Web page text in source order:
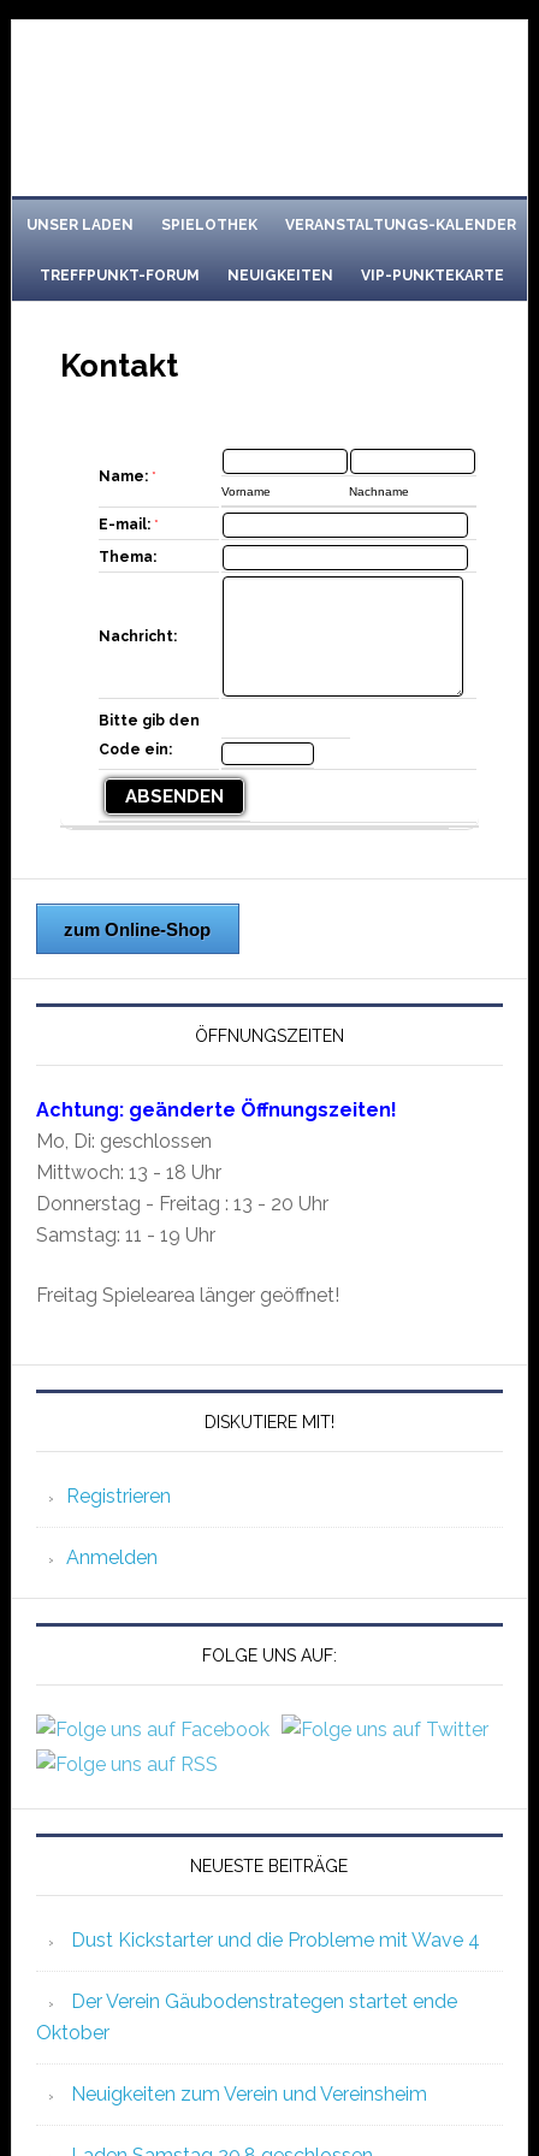
UNSER LADEN SPIELOTHEK VERANSTALTUNGS-KALENDER
TREFFPUNKT-FORUM NEUIGKEITEN VIP-PUNKTEKARTE
Kontakt
Name:*
Vorname Nachname
E-mail:*
Thema:
Nachricht:
Bitte gib den
Code ein:
ABSENDEN
zum Online-Shop
ÖFFNUNGSZEITEN
Achtung: geänderte Öffnungszeiten!
Mo, Di: geschlossen
Mittwoch: 13 - 18 Uhr
Donnerstag - Freitag : 13 - 20 Uhr
Samstag: 11 - 19 Uhr
Freitag Spielearea länger geöffnet!
DISKUTIERE MIT!
Registrieren
Anmelden
FOLGE UNS AUF:
NEUESTE BEITRÄGE
Dust Kickstarter und die Probleme mit Wave 4
Der Verein Gäubodenstrategen startet ende
Oktober
Neuigkeiten zum Verein und Vereinsheim